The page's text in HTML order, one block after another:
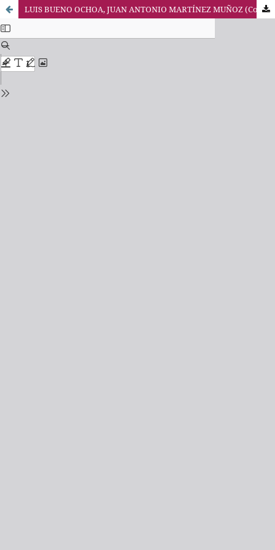
LUIS BUENO OCHOA, JUAN ANTONIO MARTÍNEZ MUÑOZ (Coord.) (2015). Los confines del Derecho. Diálogos con Ángel Sánchez de la Torre